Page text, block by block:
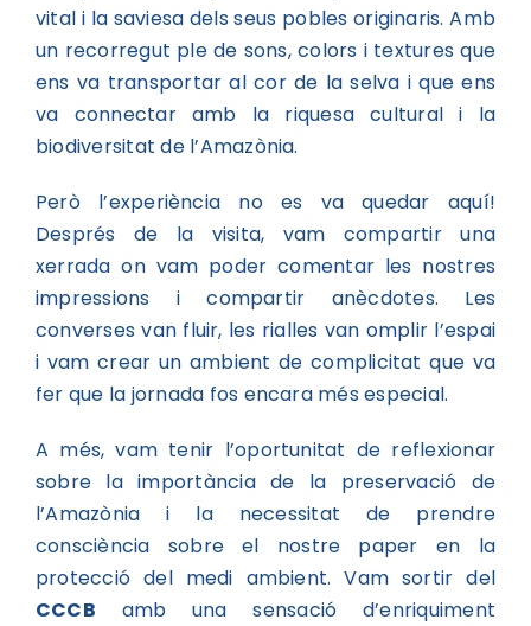
vital i la saviesa dels seus pobles originaris. Amb
un recorregut ple de sons, colors i textures que
ens va transportar al cor de la selva i que ens
va connectar amb la riquesa cultural i la
biodiversitat de l’Amazònia.
Però l’experiència no es va quedar aquí!
Després de la visita, vam compartir una
xerrada on vam poder comentar les nostres
impressions i compartir anècdotes. Les
converses van fluir, les rialles van omplir l’espai
i vam crear un ambient de complicitat que va
fer que la jornada fos encara més especial.
A més, vam tenir l’oportunitat de reflexionar
sobre la importància de la preservació de
l’Amazònia i la necessitat de prendre
consciència sobre el nostre paper en la
protecció del medi ambient. Vam sortir del
CCCB amb una sensació d’enriquiment